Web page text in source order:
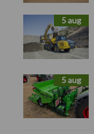
5 aug
5 aug